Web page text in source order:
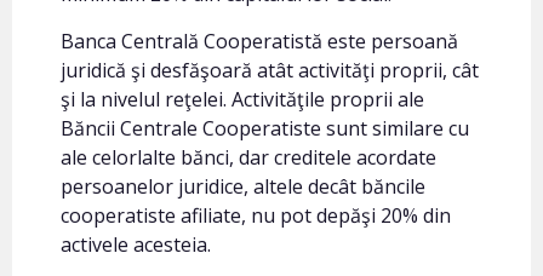
Banca Centrală Cooperatistă este persoană
juridică şi desfăşoară atât activităţi proprii, cât
şi la nivelul reţelei. Activităţile proprii ale
Băncii Centrale Cooperatiste sunt similare cu
ale celorlalte bănci, dar creditele acordate
persoanelor juridice, altele decât băncile
cooperatiste afiliate, nu pot depăşi 20% din
activele acesteia.